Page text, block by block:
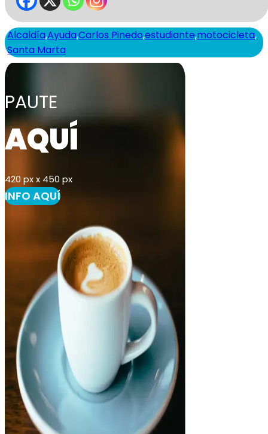
Alcaldía,Ayuda,Carlos Pinedo,estudiante,motocicleta,
Santa Marta
PAUTE
AQUÍ
420 px x 450 px
INFO AQUÍ